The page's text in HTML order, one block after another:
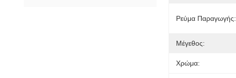
Ρεύμα Παραγωγής:
Μέγεθος:
Χρώμα: